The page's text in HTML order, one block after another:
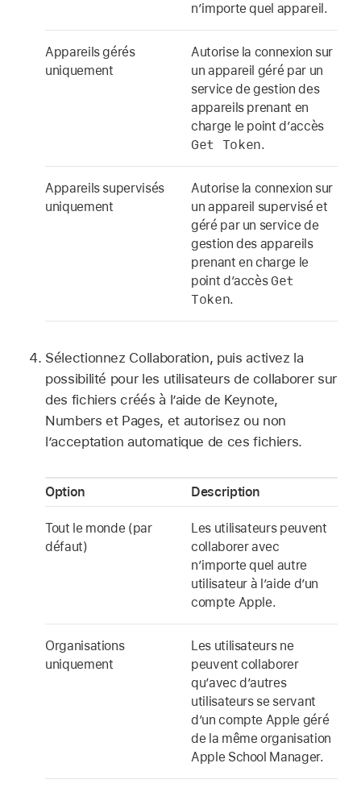
n’importe quel appareil.
Appareils gérés
uniquement
Autorise la connexion sur
un appareil géré par un
service de gestion des
appareils prenant en
charge le point d’accès
Get Token.
Appareils supervisés
uniquement
Autorise la connexion sur
un appareil supervisé et
géré par un service de
gestion des appareils
prenant en charge le
point d’accès Get
Token.
Sélectionnez Collaboration, puis activez la
possibilité pour les utilisateurs de collaborer sur
des fichiers créés à l’aide de Keynote,
Numbers et Pages, et autorisez ou non
l’acceptation automatique de ces fichiers.
Option Description
Tout le monde (par
défaut)
Les utilisateurs peuvent
collaborer avec
n’importe quel autre
utilisateur à l’aide d’un
compte Apple.
Organisations
uniquement
Les utilisateurs ne
peuvent collaborer
qu’avec d’autres
utilisateurs se servant
d’uncompte Apple géré
de la même organisation
Apple School Manager.